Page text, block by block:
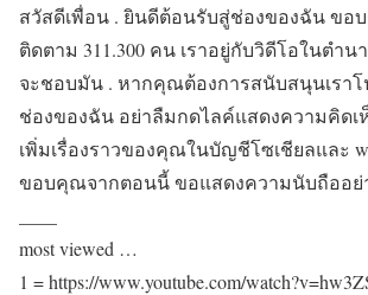
สวัสดีเพื่อน . ยินดีต้อนรับสู่ช่องของฉัน ขอ
ติดตาม 311.300 คน เราอยู่กับวิดีโอในตำ
จะชอบมัน . หากคุณต้องการสนับสนุนเรา
ช่องของฉัน อย่าลืมกดไลค์แสดงความคิดเ
เพิ่มเรื่องราวของคุณในบัญชีโซเชียลและ
ขอบคุณจากตอนนี้ ขอแสดงความนับถืออย่
most viewed …
1 = https://www.youtube.com/